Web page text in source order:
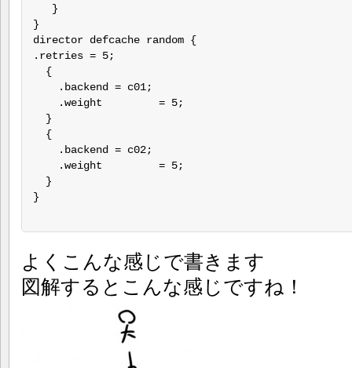
   }
}
director defcache random {
.retries = 5;
  {
    .backend = c01;
    .weight         = 5;
  }
  {
    .backend = c02;
    .weight         = 5;
  }
}
よくこんな感じで書きます
図解するとこんな感じですね！